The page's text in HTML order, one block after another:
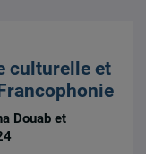
culturelle et
Douab et